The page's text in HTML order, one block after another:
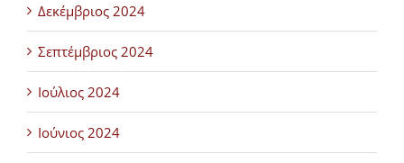
Δεκέμβριος 2024
Σεπτέμβριος 2024
Ιούλιος 2024
Ιούνιος 2024